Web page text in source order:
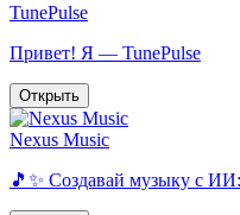
TunePulse
Привет! Я — TunePulse
Открыть
Nexus Music
🎵✨ Создавай музыку с